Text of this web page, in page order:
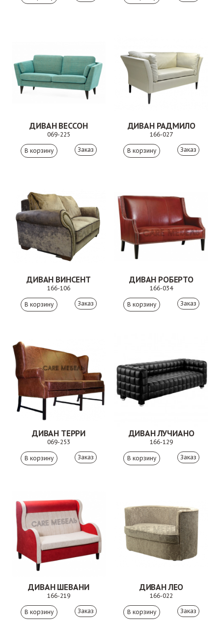
ДИВАН ВЕССОН
069-225
Заказ
ДИВАН РАДМИЛО
166-027
Заказ
ДИВАН ВИНСЕНТ
166-106
Заказ
ДИВАН РОБЕРТО
166-034
Заказ
ДИВАН ТЕРРИ
069-253
Заказ
ДИВАН ЛУЧИАНО
166-129
Заказ
ДИВАН ШЕВАНИ
166-219
Заказ
ДИВАН ЛЕО
166-022
Заказ